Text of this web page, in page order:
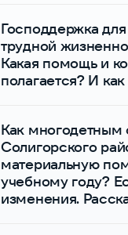
Господдержка
трудной
Какая помощь и
полагается? И
Как многодетным
Солигорского
материальную
учебному году?
изменения.